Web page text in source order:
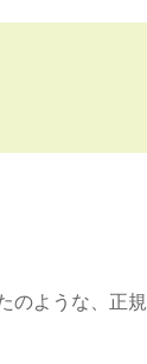
のような、正規